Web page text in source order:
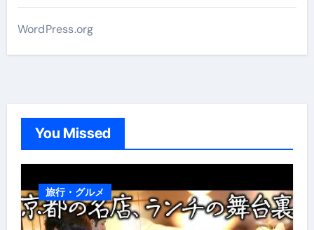
WordPress.org
You Missed
旅行・グルメ